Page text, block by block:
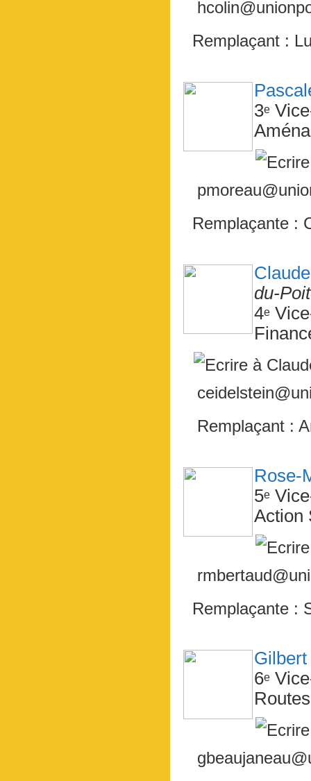
Remplaçant :
3e
Remplaçante :
du-
4e
Remplaçant :
Rose-
5e
Action
Remplaçante :
6e